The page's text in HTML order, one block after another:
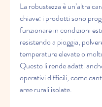
La robustezza è un’altra
chiave: i prodotti sono
funzionare in condizioni
resistendo a pioggia,
temperature elevate o
Questo li rende adatti
operativi difficili, come
aree rurali isolate.